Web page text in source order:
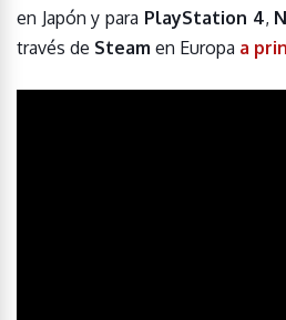
en Japón y para PlayStation 4,
través de Steam en Europa a